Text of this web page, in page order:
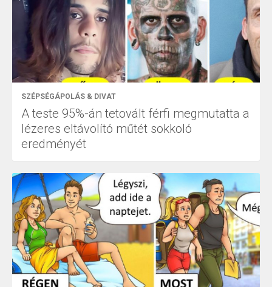
SZÉPSÉGÁPOLÁS & DIVAT
A teste 95%-án tetovált férfi megmutatta a
lézeres eltávolító műtét sokkoló
eredményét